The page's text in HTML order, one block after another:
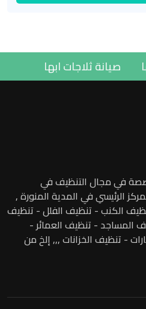
ابها صيانة ثلاجات ابها
في مجال التنظيف في
الرئيسي في المدية المنورة ,
الكنب - تنظيف الفلل - تنظيف
المساجد - تنظيف العمائر -
- تنظيف الخزانات ,,, إلخ من